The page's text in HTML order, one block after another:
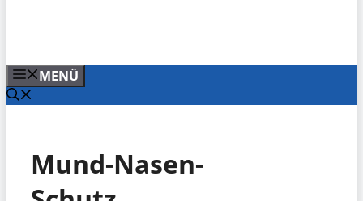
MENÜ
Mund-Nasen-